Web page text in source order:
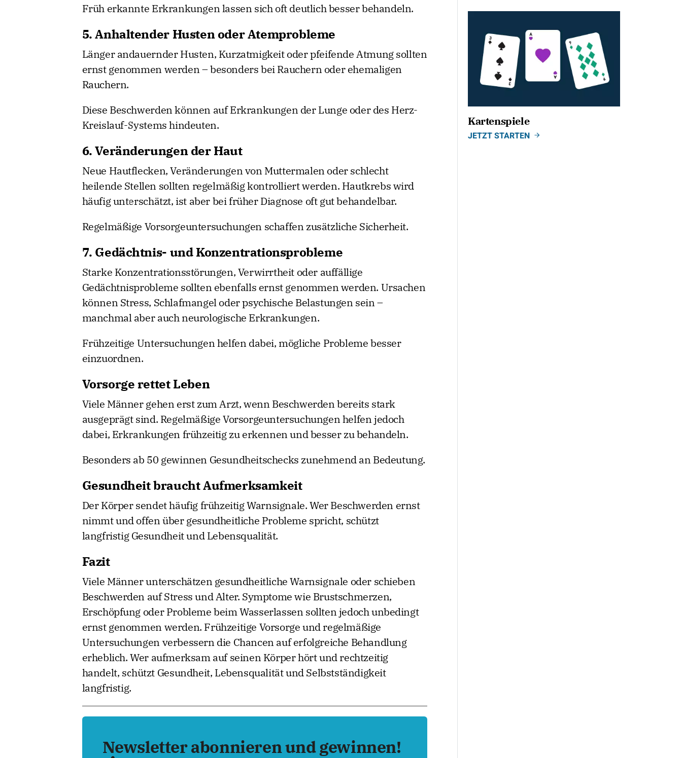
Früh erkannte Erkrankungen lassen sich oft deutlich besser behandeln.
5. Anhaltender Husten oder Atemprobleme
Länger andauernder Husten, Kurzatmigkeit oder pfeifende Atmung sollten
ernst genommen werden – besonders bei Rauchern oder ehemaligen
Rauchern.
Diese Beschwerden können auf Erkrankungen der Lunge oder des Herz-
Kreislauf-Systems hindeuten.
6. Veränderungen der Haut
Neue Hautflecken, Veränderungen von Muttermalen oder schlecht
heilende Stellen sollten regelmäßig kontrolliert werden. Hautkrebs wird
häufig unterschätzt, ist aber bei früher Diagnose oft gut behandelbar.
Regelmäßige Vorsorgeuntersuchungen schaffen zusätzliche Sicherheit.
7. Gedächtnis- und Konzentrationsprobleme
Starke Konzentrationsstörungen, Verwirrtheit oder auffällige
Gedächtnisprobleme sollten ebenfalls ernst genommen werden. Ursachen
können Stress, Schlafmangel oder psychische Belastungen sein –
manchmal aber auch neurologische Erkrankungen.
Frühzeitige Untersuchungen helfen dabei, mögliche Probleme besser
einzuordnen.
Vorsorge rettet Leben
Viele Männer gehen erst zum Arzt, wenn Beschwerden bereits stark
ausgeprägt sind. Regelmäßige Vorsorgeuntersuchungen helfen jedoch
dabei, Erkrankungen frühzeitig zu erkennen und besser zu behandeln.
Besonders ab 50 gewinnen Gesundheitschecks zunehmend an Bedeutung.
Gesundheit braucht Aufmerksamkeit
Der Körper sendet häufig frühzeitig Warnsignale. Wer Beschwerden ernst
nimmt und offen über gesundheitliche Probleme spricht, schützt
langfristig Gesundheit und Lebensqualität.
Fazit
Viele Männer unterschätzen gesundheitliche Warnsignale oder schieben
Beschwerden auf Stress und Alter. Symptome wie Brustschmerzen,
Erschöpfung oder Probleme beim Wasserlassen sollten jedoch unbedingt
ernst genommen werden. Frühzeitige Vorsorge und regelmäßige
Untersuchungen verbessern die Chancen auf erfolgreiche Behandlung
erheblich. Wer aufmerksam auf seinen Körper hört und rechtzeitig
handelt, schützt Gesundheit, Lebensqualität und Selbstständigkeit
langfristig.
Newsletter abonnieren und gewinnen!
Kartenspiele
JETZT STARTEN